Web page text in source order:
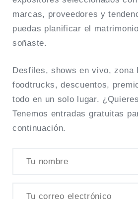
marcas, proveedores y
puedas planificar el
soñaste.
Desfiles, shows en vivo, zona
foodtrucks, descuentos,
todo en un solo lugar.
Tenemos entradas gratuitas
continuación.